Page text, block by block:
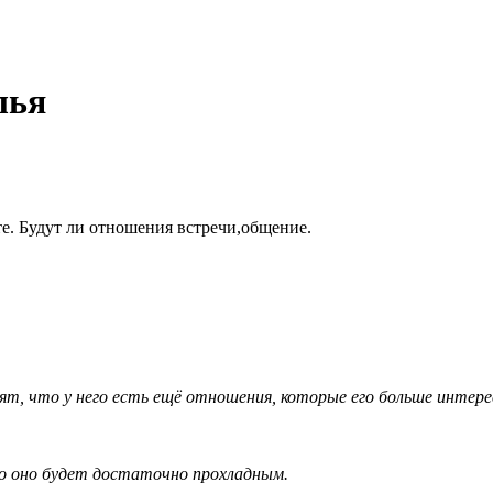
Будут ли отношения встречи,общение.
что у него есть ещё отношения, которые его больше
оно будет достаточно прохладным.